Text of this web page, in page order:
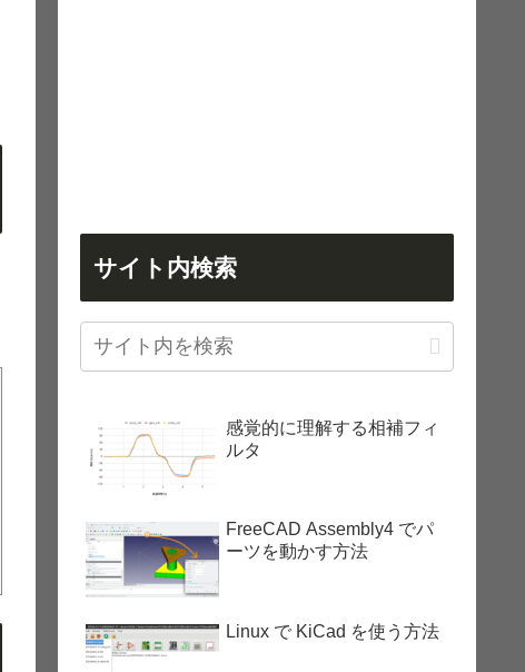
サイト内検索
感覚的に理解する相補フィ
ルタ
FreeCAD Assembly4 でパ
ーツを動かす方法
Linux で KiCad を使う方法